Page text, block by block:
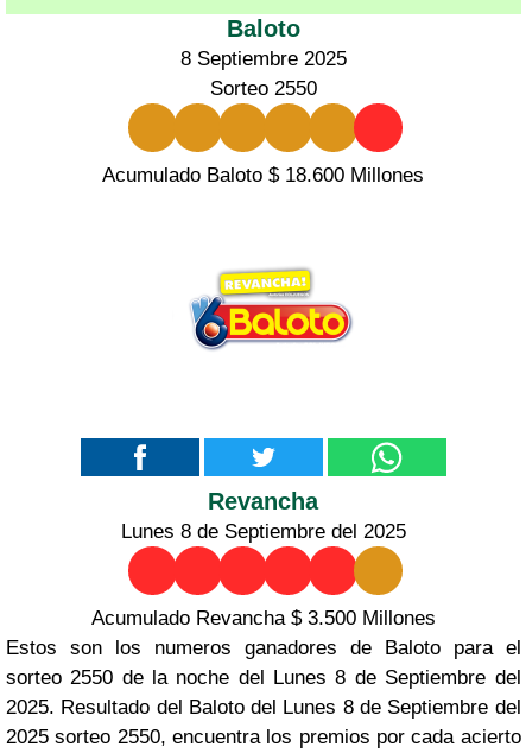
Baloto
8 Septiembre 2025
Sorteo 2550
Acumulado Baloto $ 18.600 Millones
Revancha
Lunes 8 de Septiembre del 2025
Acumulado Revancha $ 3.500 Millones
Estos son los numeros ganadores de Baloto para el
sorteo 2550 de la noche del Lunes 8 de Septiembre del
2025. Resultado del Baloto del Lunes 8 de Septiembre del
2025 sorteo 2550, encuentra los premios por cada acierto